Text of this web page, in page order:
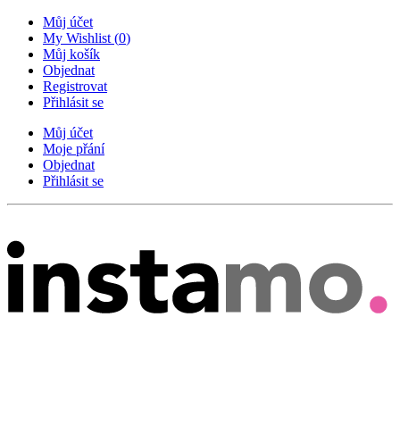
Můj účet
My Wishlist (0)
Můj košík
Objednat
Registrovat
Přihlásit se
Můj účet
Moje přání
Objednat
Přihlásit se